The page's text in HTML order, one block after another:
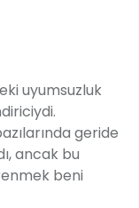
uyumsuzluk
geride
ancak bu
beni